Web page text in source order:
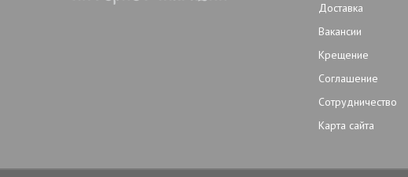
Доставка
Вакансии
Крещение
Соглашение
Сотрудничество
Карта сайта